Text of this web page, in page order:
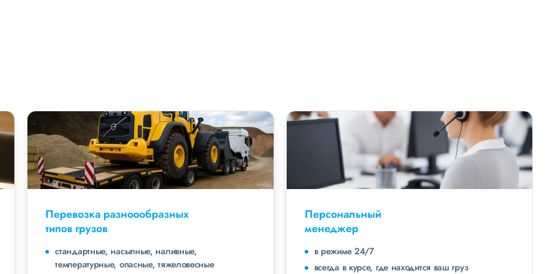
Перевозка разноообразных
типов грузов
стандартные, насыпные, наливные,
температурные, опасные, тяжеловесные
Персональный
менеджер
в режиме 24/7
всегда в курсе, где находится ваш груз